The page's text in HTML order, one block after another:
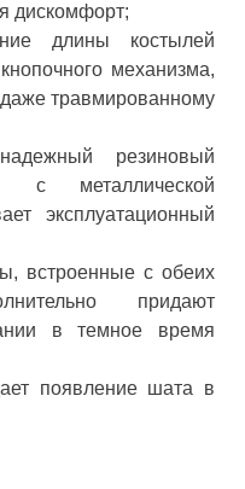
дискомфорт;
длины костылей
механизма,
даже травмированному
резиновый
с металлической
эксплуатационный
встроенные с обеих
придают
в темное время
появление шата в